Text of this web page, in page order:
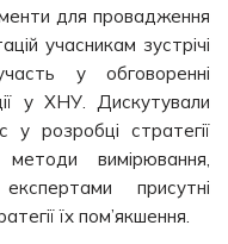
для провадження
учасникам зустрічі
у обговоренні
у ХНУ. Дискутували
розробці стратегії
методи вимірювання,
присутні
їх пом’якшення.